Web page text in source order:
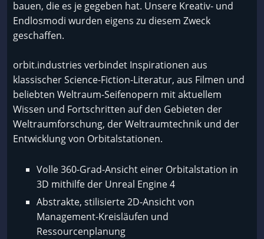
bauen, die es je gegeben hat. Unsere Kreativ- und
Endlosmodi wurden eigens zu diesem Zweck
geschaffen.
orbit.industries verbindet Inspirationen aus
klassischer Science-Fiction-Literatur, aus Filmen und
beliebten Weltraum-Seifenopern mit aktuellem
Wissen und Fortschritten auf den Gebieten der
Weltraumforschung, der Weltraumtechnik und der
Entwicklung von Orbitalstationen.
Volle 360-Grad-Ansicht einer Orbitalstation in
3D mithilfe der Unreal Engine 4
Abstrakte, stilisierte 2D-Ansicht von
Management-Kreisläufen und
Ressourcenplanung